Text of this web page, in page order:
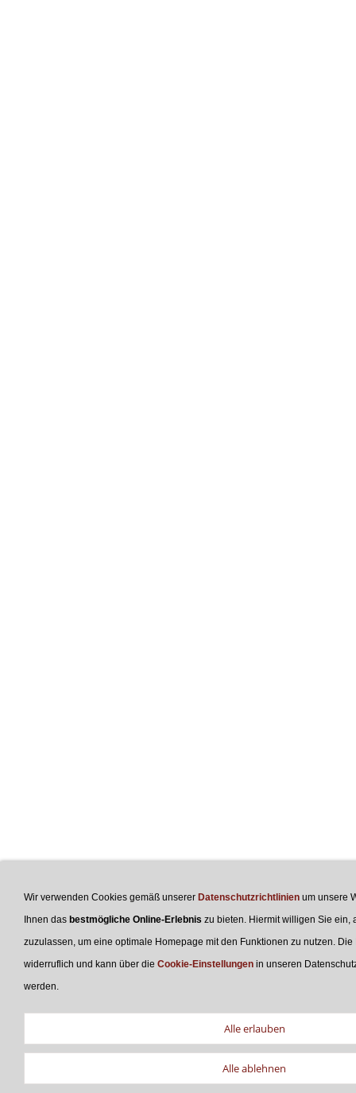
Wir verwenden Cookies gemäß unserer Datenschutzrichtlinien um unsere
Ihnen das bestmögliche Online-Erlebnis zu bieten. Hiermit willigen Sie ein,
zuzulassen, um eine optimale Homepage mit den Funktionen zu nutzen.
widerruflich und kann über die Cookie-Einstellungen in unseren
werden.
Alle erlauben
Alle ablehnen